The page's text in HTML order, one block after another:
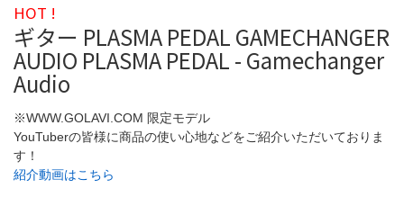
HOT !
ギター PLASMA PEDAL GAMECHANGER
AUDIO PLASMA PEDAL - Gamechanger
Audio
※WWW.GOLAVI.COM 限定モデル
YouTuberの皆様に商品の使い心地などをご紹介いただいておりま
す！
紹介動画はこちら